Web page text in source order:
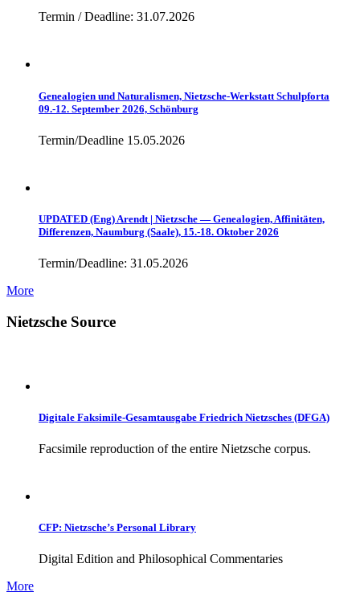
Termin / Deadline: 31.07.2026
Genealogien und Naturalismen, Nietzsche-Werkstatt Schulpforta
09.-12. September 2026, Schönburg
Termin/Deadline 15.05.2026
UPDATED (Eng) Arendt | Nietzsche — Genealogien, Affinitäten,
Differenzen, Naumburg (Saale), 15.-18. Oktober 2026
Termin/Deadline: 31.05.2026
More
Nietzsche Source
Digitale Faksimile-Gesamtausgabe Friedrich Nietzsches (DFGA)
Facsimile reproduction of the entire Nietzsche corpus.
CFP: Nietzsche’s Personal Library
Digital Edition and Philosophical Commentaries
More